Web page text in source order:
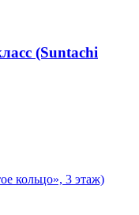
(Suntachi
кольцо», 3 этаж)